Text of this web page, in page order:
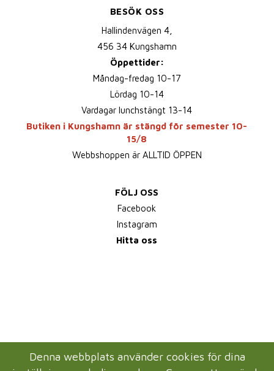
BESÖK OSS
Hallindenvägen 4,
456 34 Kungshamn
Öppettider:
Måndag-fredag 10-17
Lördag 10-14
Vardagar lunchstängt 13-14
Butiken i Kungshamn är stängd för semester 10-
15/8
Webbshoppen är ALLTID ÖPPEN
FÖLJ OSS
Facebook
Instagram
Hitta oss
Denna webbplats använder cookies för dina